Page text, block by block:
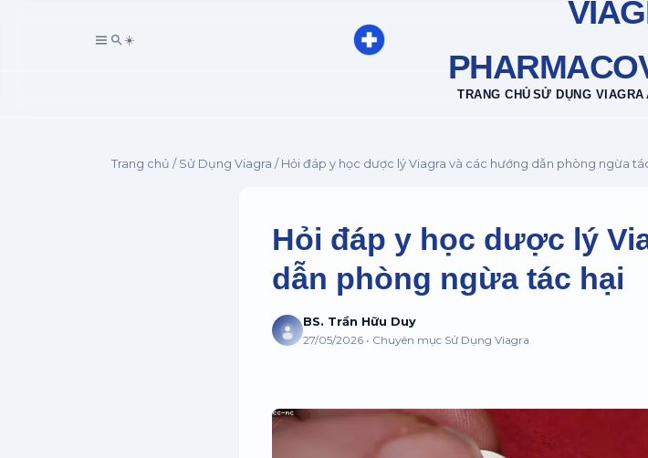
☀️
TRANG CHỦ SỬ DỤNG VIAGRA
Trang chủ / Sử Dụng Viagra / Hỏi đáp y học dược lý Viagra và các hướng dẫn phòng ngừa
Hỏi đáp y học dược lý
dẫn phòng ngừa tác hại
BS. Trần Hữu Duy
27/05/2026 • Chuyên mục Sử Dụng Viagra